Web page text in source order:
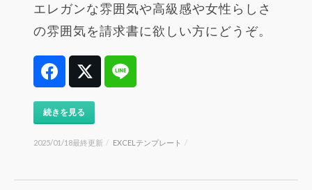
エレガンな雰囲気や高級感や女性らしさ
の雰囲気を請求書に欲しい方にどうぞ。
FacebookTwitter
続きを見る
2025/01/18最終更新 / EXCELテンプレート /